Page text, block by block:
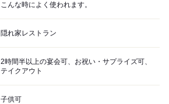
こんな時によく使われます。
隠れ家レストラン
2時間半以上の宴会可、お祝い・サプライズ可、
テイクアウト
子供可